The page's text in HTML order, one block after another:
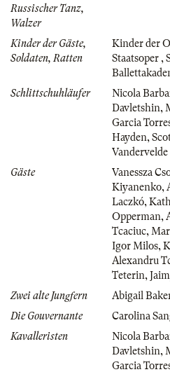
Russischer Tanz,
Walzer
Kinder der Gäste,
Soldaten, Ratten
Kinder der
Staatsoper ,
Schlittschuhläufer
Nicola
Davletshin,
Garcia
Hayden,
Vandervelde
Gäste
Vanessza
Kiyanenko,
Laczkó,
Opperman,
Tcaciuc,
Igor Milos,
Alexandru
Teterin,
Zwei alte Jungfern
Abigail
Die Gouvernante
Carolina
Kavalleristen
Nicola
Davletshin,
Garcia